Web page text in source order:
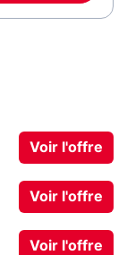
Voir l'offre
Voir l'offre
Voir l'offre